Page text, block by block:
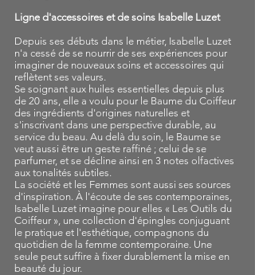
Ligne d'accessoires et de soins Isabelle Luzet
Depuis ses débuts dans le métier, Isabelle Luzet
n'a cessé de se nourrir de ses expériences pour
imaginer de nouveaux soins et accessoires qui
reflètent ses valeurs.
Se soignant aux huiles essentielles depuis plus
de 20 ans, elle a voulu pour le Baume du Coiffeur
des ingrédients d'origines naturelles et
s'inscrivant dans une perspective durable, au
service du beau. Au delà du soin, le Baume se
veut aussi être un geste raffiné ; celui de se
parfumer, et se décline ainsi en 3 notes olfactives
aux tonalités subtiles.
La société et les Femmes sont aussi ses sources
d'inspiration. À l'écoute de ses contemporaines,
Isabelle Luzet imagine pour elles « Les Outils du
Coiffeur », une collection d'épingles conjuguant
le pratique et l'esthétique, compagnons du
quotidien de la femme contemporaine. Une
seule peut suffire à fixer durablement la mise en
beauté du jour.